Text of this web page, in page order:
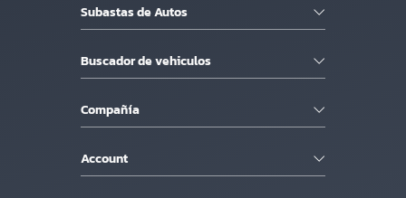
Subastas de Autos
Buscador de vehiculos
Compañía
Account